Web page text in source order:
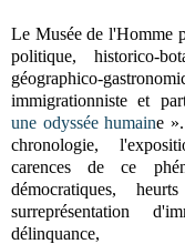
Le Musée de l'Homme
politique, historico-
géographico-
immigrationniste et
une odyssée humaine
chronologie,
carences de ce
démocratiques,
surreprésentation
délinquance,